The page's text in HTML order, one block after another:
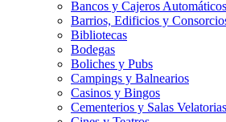
Bancos y Cajeros Automáticos
Barrios, Edificios y
Bibliotecas
Bodegas
Boliches y Pubs
Campings y Balnearios
Casinos y Bingos
Cementerios y Salas Velatorias